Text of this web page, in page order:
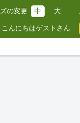
の変更 中 大
こんにちはゲストさん